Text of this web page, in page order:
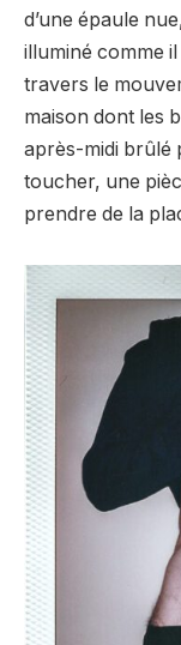
d’une épaule
illuminé comme
travers le
maison dont les
après-midi brûlé
toucher, une
prendre de la